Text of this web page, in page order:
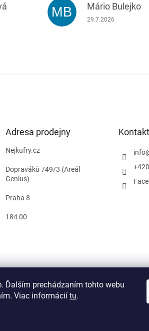
Ďalším prechádzaním tohto webu
Viac informácií tu.
je 5 z 5 hviezdičiek.
MB Mário Bulejko
Hodnotenie
29.7.2026
Adresa prodejny
Nejkufry.cz
Dopraváků 749/3 (Areál
Genius)
Praha 8
184 00
Kontakt
info